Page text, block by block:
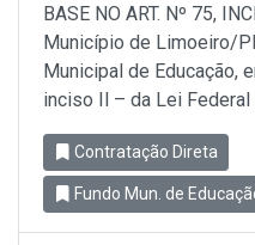
BASE NO ART. Nº 75,
Município de Limoeiro/
Municipal de Educação,
inciso Il – da Lei Federal
Contratação Direta
Fundo Mun. de